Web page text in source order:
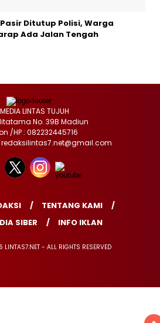
Ditutup Polisi, Warga
Ada Jalan Tengah
LINTAS TUJUH
No. 39B Madiun
/HP : 082232445716
redaksilintas7.net@gmail.com
TENTANG KAMI
SIBER
INFO IKLAN
- ALL RIGHTS RESERVED